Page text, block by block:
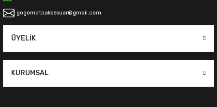
gogomotoaksesuar@gmail.com
ÜYELIK
KURUMSAL